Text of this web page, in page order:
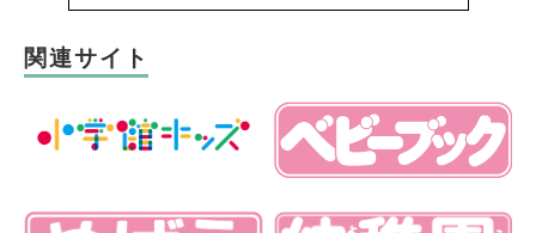
関連サイト